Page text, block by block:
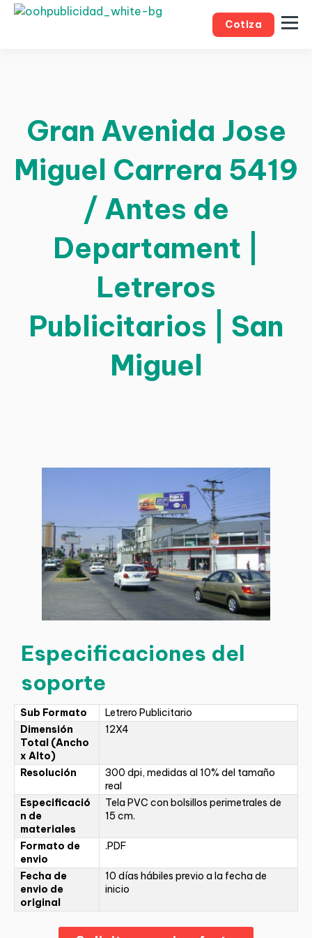
Cotiza
Gran Avenida Jose
Miguel Carrera 5419
/ Antes de
Departament |
Letreros
Publicitarios | San
Miguel
Especificaciones del
soporte
Sub Formato
Letrero Publicitario
Dimensión
Total (Ancho
x Alto)
12X4
Resolución
300 dpi, medidas al 10% del tamaño
real
Especificació
n de
materiales
Tela PVC con bolsillos perimetrales de
15 cm.
Formato de
envio
.PDF
Fecha de
envio de
original
10 días hábiles previo a la fecha de
inicio